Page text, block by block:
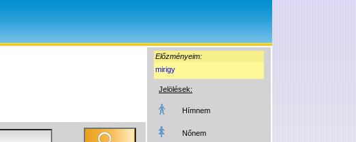
Előzményeim:
mirigy
Jelölések:
Hímnem
Nőnem